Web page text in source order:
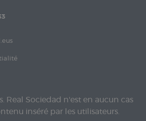
Real Sociedad n'est en aucun cas
inséré par les utilisateurs.